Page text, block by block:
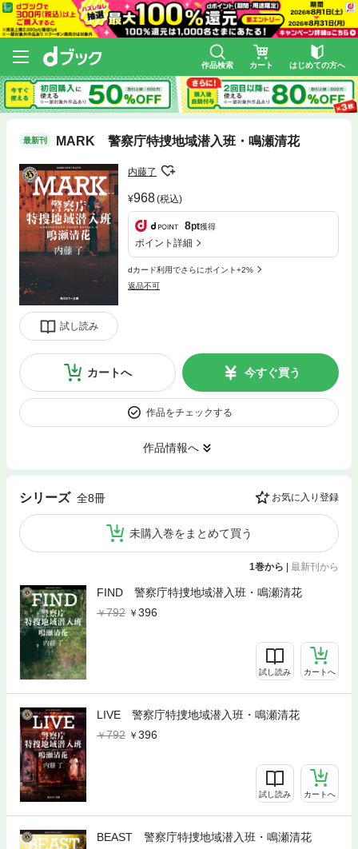
作品検索 カート はじめての方へ
最新刊 MARK 警察庁特捜地域潜入班・鳴瀬清花
試し読み
内藤了
968(税込)
8pt獲得
ポイント詳細
dカード利用でさらにポイント+2%
返品不可
カートへ 今すぐ買う
作品をチェックする
作品情報へ
シリーズ 全8冊 お気に入り登録
未購入巻をまとめて買う
1巻から | 最新刊から
FIND 警察庁特捜地域潜入班・鳴瀬清花
792
396
試し読み カートへ
LIVE 警察庁特捜地域潜入班・鳴瀬清花
792
396
試し読み カートへ
BEAST 警察庁特捜地域潜入班・鳴瀬清花